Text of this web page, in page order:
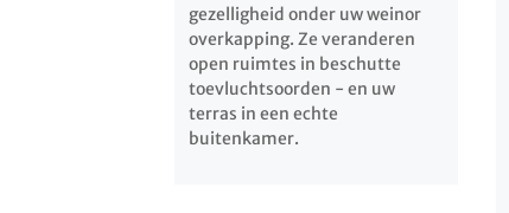
gezelligheid onder uw weinor
overkapping. Ze veranderen
open ruimtes in beschutte
toevluchtsoorden - en uw
terras in een echte
buitenkamer.